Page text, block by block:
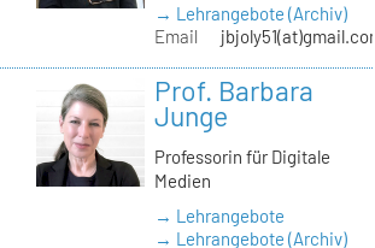
→ Lehrangebote (Archiv)
Email
Prof. Barbara
Junge
Professorin für Digitale
Medien
→ Lehrangebote
→ Lehrangebote (Archiv)